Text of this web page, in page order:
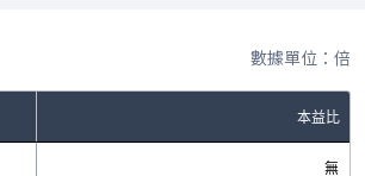
數據單位：倍
本益比
無